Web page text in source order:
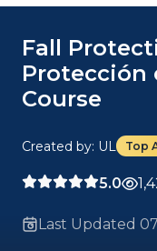
Fall
Protección
Course
Created by: UL Top
5.0
Last Updated